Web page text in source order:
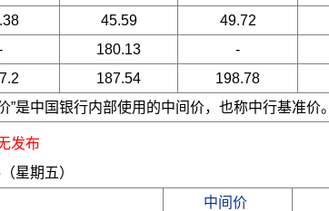
45.59 49.72
180.13 -
187.54 198.78
”是中国银行内部使用的中间价，也称中行基准价。
发布
星期五）
中间价